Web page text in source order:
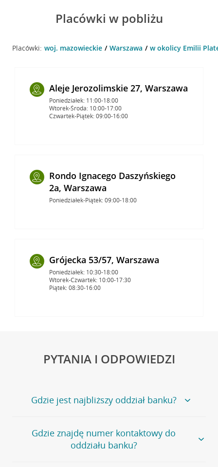
Placówki w pobliżu
Placówki: woj. mazowieckie Warszawa w okolicy Emilii
Aleje Jerozolimskie 27, Warszawa
Poniedziałek: 11:00-18:00
Wtorek-Środa: 10:00-17:00
Czwartek-Piątek: 09:00-16:00
Rondo Ignacego Daszyńskiego
2a, Warszawa
Poniedziałek-Piątek: 09:00-18:00
Grójecka 53/57, Warszawa
Poniedziałek: 10:30-18:00
Wtorek-Czwartek: 10:00-17:30
Piątek: 08:30-16:00
PYTANIA I ODPOWIEDZI
Gdzie jest najbliższy oddział banku?
Jeśli szukasz oddziału naszego banku, zapraszamy na
stronęPlacówki i bankomaty, na której znajduje się
wygodna wyszukiwarka.
Gdzie znajdę numer kontaktowy do
oddziału banku?